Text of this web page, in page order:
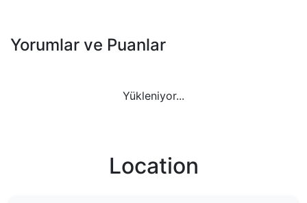
Yorumlar ve Puanlar
Yükleniyor...
Location